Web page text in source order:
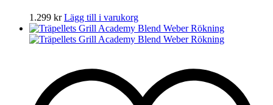
1.299 kr Lägg till i varukorg